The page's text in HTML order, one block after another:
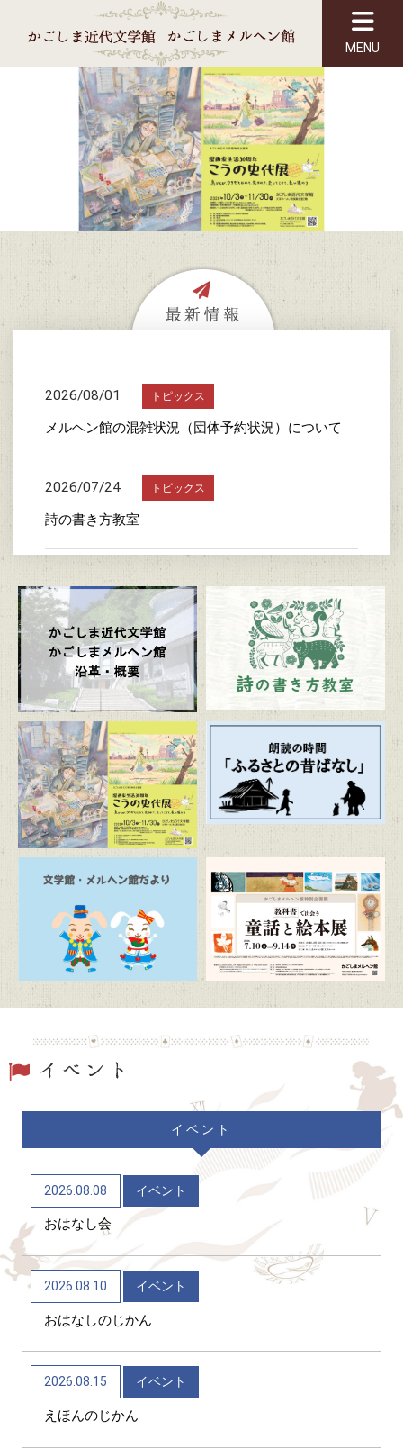
MENU
2026/08/01 トピックス
メルヘン館の混雑状況（団体予約状況）について
2026/07/24 トピックス
詩の書き方教室
2026/07/23
かごしま近代文学館特別企画展 「漫画家生活30周
年 こうの史代展 鳥がとび、ウサギもはねて、花
ゆれて、走ってこけて、長い道のり～かごしまスペ
シャルエディション～」
2026/07/20 トピックス
朗読の時間「ふるさとの昔ばなし」
2026/07/19 トピックス
駐車場および周辺道路混雑のお知らせ
2026/06/20 トピックス
「文学館・メルヘン館だより」(隔月発行)
2026/06/06 トピックス
かごしまメルヘン館特別企画展「教科書で出会う童
話と絵本展」（7/10～9/14）
トピックス
かごしま近代文学館 企画展「Let’s go to the
mountains！～作家×山～」（12/9～R9/6/21）
2026/06/04
かごしま近代文学館 テーマ展「向田邦子日本を旅
する～Bon Voyage～」（11/1～R9/3/15）
2026/06/01 トピックス
第48回「子どもたちに聞かせたい創作童話」作品募
集【6/1~9/11迄】
イベント
2026.08.08 イベント
おはなし会
2026.08.10 イベント
おはなしのじかん
2026.08.15 イベント
えほんのじかん